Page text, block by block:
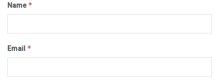
Name*
Email *